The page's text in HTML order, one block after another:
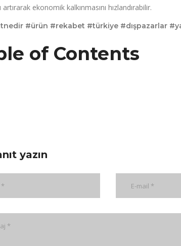
artırarak ekonomik kalkınmasını hızlandırabilir.
#ürün #rekabet #türkiye #dışpazarlar
of Contents
yazın